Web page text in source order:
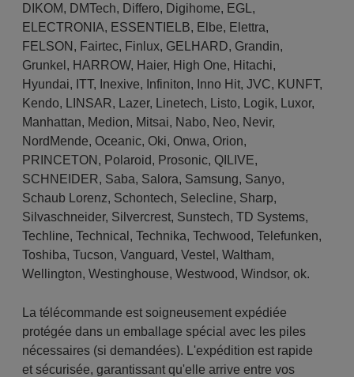
DIKOM, DMTech, Differo, Digihome, EGL ,
ELECTRONIA, ESSENTIELB, Elbe, Elettra,
FELSON , Fairtec, Finlux, GELHARD, Grandin,
Grunkel , HARROW, Haier, High One, Hitachi,
Hyundai, ITT, Inexive, Infiniton, Inno Hit, JVC, KUNFT,
Kendo, LINSAR, Lazer, Linetech, Listo, Logik, Luxor,
Manhattan, Medion, Mitsai, Nabo, Neo, Nevir,
NordMende, Oceanic, Oki, Onwa, Orion,
PRINCETON , Polaroid, Prosonic, QILIVE,
SCHNEIDER, Saba, Salora, Samsung, Sanyo,
Schaub Lorenz, Schontech, Selecline, Sharp,
Silvaschneider, Silvercrest, Sunstech, TD Systems,
Techline, Technical , Technika, Techwood, Telefunken,
Toshiba, Tucson, Vanguard, Vestel , Waltham,
Wellington, Westinghouse, Westwood, Windsor, ok.
La télécommande est soigneusement expédiée
protégée dans un emballage spécial avec les piles
nécessaires (si demandées). L'expédition est rapide
et sécurisée, garantissant qu'elle arrive entre vos